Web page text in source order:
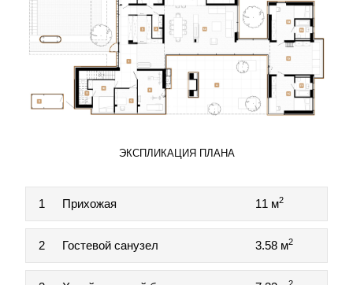
ЭКСПЛИКАЦИЯ ПЛАНА
1 Прихожая 11 м2
2 Гостевой санузел 3.58 м2